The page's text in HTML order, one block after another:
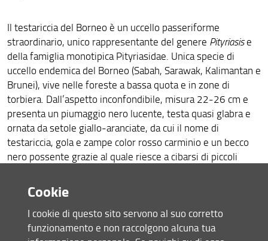
Il testariccia del Borneo è un uccello passeriforme
straordinario, unico rappresentante del genere Pityriasise
della famiglia monotipica Pityriasidae. Unica specie di
uccello endemica del Borneo (Sabah, Sarawak, Kalimantan e
Brunei), vive nelle foreste a bassa quota e in zone di
torbiera. Dall’aspetto inconfondibile, misura 22-26 cm e
presenta un piumaggio nero lucente, testa quasi glabra e
ornata da setole giallo-aranciate, da cui il nome di
testariccia, gola e zampe color rosso carminio e un becco
nero possente grazie al quale riesce a cibarsi di piccoli
tassonomico, la sua posizione è stata a lungo enigmatica e
dibattuta, oscillando tra varie famiglie prima che ne venisse
riconosciuta la sua unicità evolutiva.
Uccello sociale e vocale, vive in gruppi di 6–10 individui, si
Cookie
I cookie di questo sito servono al suo corretto
funzionamento e non raccolgono alcuna tua